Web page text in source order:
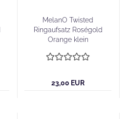
MelanO Twisted
Ringaufsatz Roségold
Orange klein
23,00 EUR